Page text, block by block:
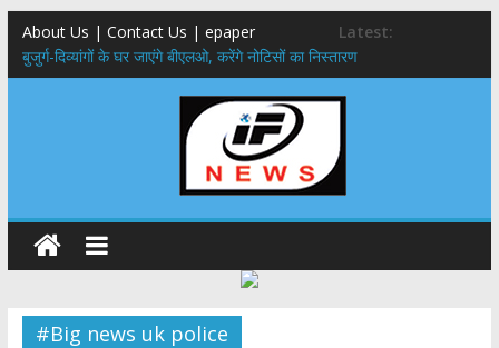
About Us | Contact Us | epaper
Latest:
बुजुर्ग-दिव्यांगों के घर जाएंगे बीएलओ, करेंगे नोटिसों का निस्तारण
24×7 अलर्ट मोड में रहें अधिकारी-मुख्य सचिव मानसून-एसईओसी से मुख्य सचिव ने
की विस्तृत समीक्षा कहा-बंद सड़कों को शीघ्र खोला जाए, लोगों को न हो दिक्कत
459 करोड़ से एचएनबी गढ़वाल विश्वविद्यालय में अनुसंधान संरचना होगी सुदृढ,उच्च
शिक्षा मंत्री धन सिंह रावत ने नवनियुक्त केन्द्रीय शिक्षा मंत्री से की मुलाकात
मुख्यमंत्री से महानिदेशक एनसीसी ने की शिष्टाचार भेंट,उत्तराखण्ड में एनसीसी के
विस्तार एवं आधुनिक आधारभूत संरचना के विकास पर हुई महत्वपूर्ण चर्चा
एमडीडीए बोर्ड बैठक, देहरादून और मसूरी के विकास के लिए 25 बड़े प्रस्तावों को मिली
हरी झंडी
#Big news uk police